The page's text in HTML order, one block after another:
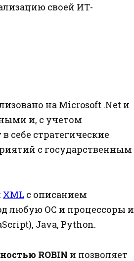
своей ИТ-
на Microsoft .Net и
и, с учетом
себе стратегические
с государственным
XML с описанием
любую ОС и процессоры и
Java, Python.
ROBIN и позволяет